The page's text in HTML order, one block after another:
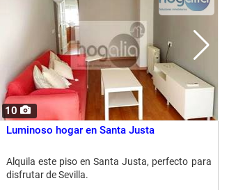
10
Luminoso hogar en Santa Justa
Alquila este piso en Santa Justa, perfecto para
disfrutar de Sevilla.